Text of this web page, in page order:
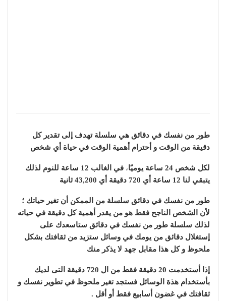
طور من نفسك في دقائق هي سلسلة تهدف إلى تقدير كل
دقيقة من الوقت و أحترام أهمية الوقت في حياة أي شخص
لكل شخص 24 ساعة يوميًا ،
في الغالب 12 ساعة للنوم لذلك
يتبقي لنا 12 ساعة أي 720 دقيقة أي 43,200 ثانية
طور من نفسك في دقائق سلسلة من الممكن أن تغير حياتك ؛
لأن الشخص الناجح فقط هو من يقدر أهمية كل دقيقة في حياته
لذلك سلسلة طور من نفسك في دقائق ستاسعدك على
إستغلال دقائق من يومك في وسائل ستزيد من ثقافتك بشكل
ملحوظ و كل هذا مقابل جهد لا يذكر منك
إذا أستخدمت 20 دقيقة فقط من ال 720 دقيقة التى لديك
بأستخدام هذة الوسائل فستجد تغير ملحوظ في تطوير نفسك و
ثقافتك في غضون أسابيع فقط أو أقل .